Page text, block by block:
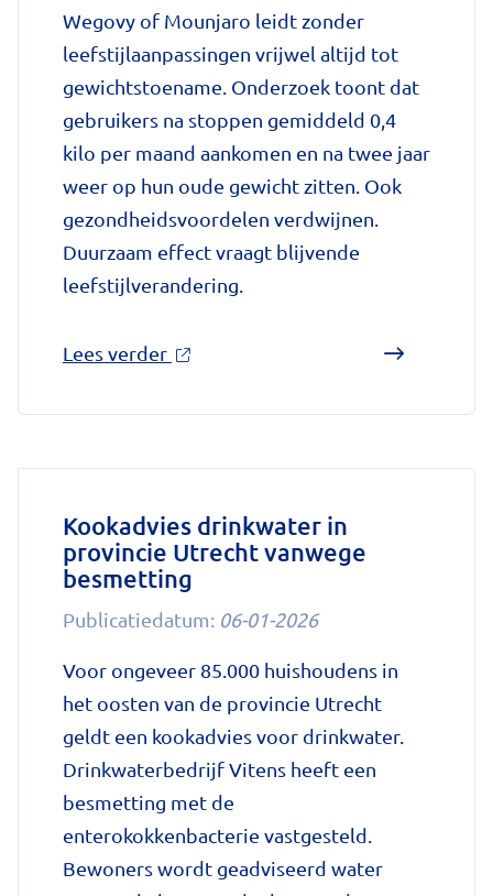
Nationale
Wegovy of Mounjaro leidt zonder
leefstijlaanpassingen vrijwel altijd tot
gewichtstoename. Onderzoek toont dat
gebruikers na stoppen gemiddeld 0,4
kilo per maand aankomen en na twee jaar
weer op hun oude gewicht zitten. Ook
gezondheidsvoordelen verdwijnen.
Duurzaam effect vraagt blijvende
leefstijlverandering.
Lees verder over
met
zonder
leefstijlaanpassingen
weer
gewichtstoename'
Nationale
zorggids
Kookadvies drinkwater in
provincie Utrecht vanwege
besmetting
Publicatiedatum: 06-01-2026
Voor ongeveer 85.000 huishoudens in
het oosten van de provincie Utrecht
geldt een kookadvies voor drinkwater.
Drinkwaterbedrijf Vitens heeft een
besmetting met de
enterokokkenbacterie vastgesteld.
Bewoners wordt geadviseerd water